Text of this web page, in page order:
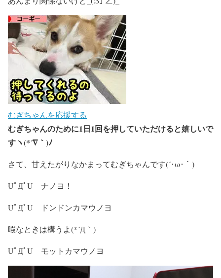
むぎちゃんを応援する
むぎちゃんのために1日1回を押していただけると嬉しいで
すヽ(*´∇｀)ﾉ
さて、甘えたがりなかまってむぎちゃんです(´･ω･｀)
UﾟДﾟU ナノヨ！
UﾟДﾟU ドンドンカマウノヨ
暇なときは構うよ(*´Д｀)
UﾟДﾟU モットカマウノヨ